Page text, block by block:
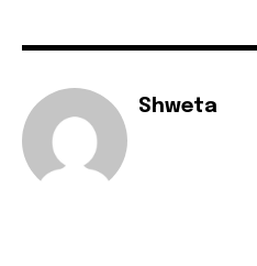
Shweta